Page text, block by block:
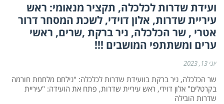
ועידת שדרות לכלכלה, תקציר מנאומי: ראש
עיריית שדרות, אלון דוידי, לשכת המסחר דרור
אטרי , שר הכלכלה, ניר ברקת ,שרים, ראשי
ערים ומשתתפי המושבים !!!
יוני 13, 2023
שר הכלכלה, ניר ברקת בוועידת שדרות לכלכלה: "נילחם מלחמת חורמה
בקרטלים" אלון דוידי, ראש עיריית שדרות, פתח את הועידה: "עיריית
שדרות הובילה